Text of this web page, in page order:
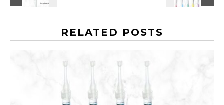
RELATED POSTS